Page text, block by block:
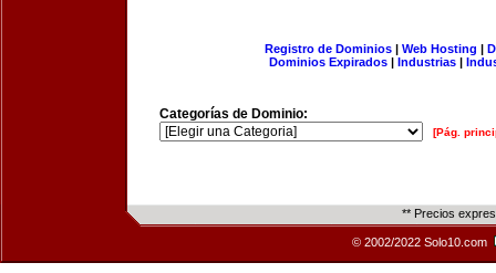
Registro de Dominios| Web Hosting |
Dominios Expirados | Industrias |
Categorías de Dominio:
[Pág.
** Precios
© 2002/2022 Solo10.com